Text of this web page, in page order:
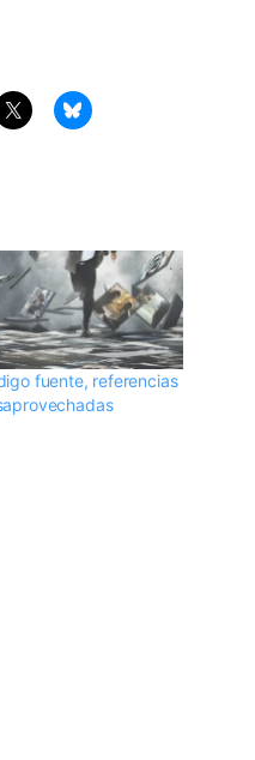
fuente, referencias